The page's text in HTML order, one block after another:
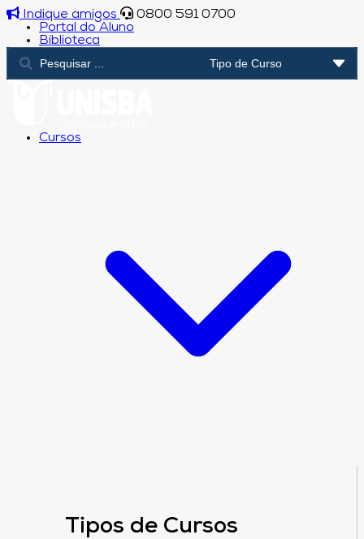
Indique amigos
0800 591 0700
Portal do Aluno
Biblioteca
Cursos
Tipos de Cursos